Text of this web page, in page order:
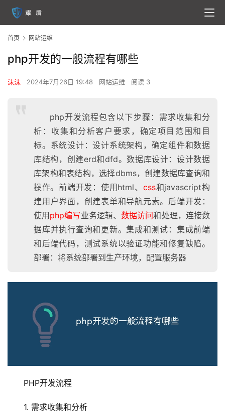
首页 网站运维
php开发的一般流程有哪些
沫沫 2024年7月26日 19:48 网站运维 阅读 3
php开发流程包含以下步骤：需求收集和分
析：收集和分析客户要求，确定项目范围和目
标。系统设计：设计系统架构，确定组件和数据
库结构，创建erd和dfd。数据库设计：设计数据
库架构和表结构，选择dbms，创建数据库查询和
操作。前端开发：使用html、 css和javascript构
建用户界面，创建表单和导航元素。后端开发：
使用 php编写业务逻辑、数据访问和处理，连接数
据库并执行查询和更新。集成和测试：集成前端
和后端代码，测试系统以验证功能和修复缺陷。
部署：将系统部署到生产环境，配置服务器
PHP开发流程
1. 需求收集和分析